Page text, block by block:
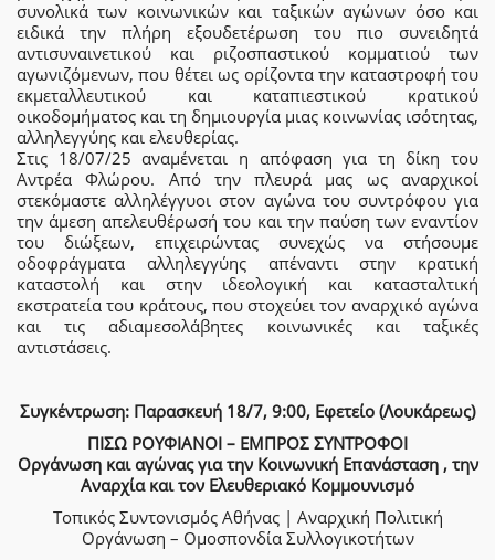
συνολικά των κοινωνικών και ταξικών αγώνων όσο και
ειδικά την πλήρη εξουδετέρωση του πιο συνειδητά
αντισυναινετικού και ριζοσπαστικού κομματιού των
αγωνιζόμενων, που θέτει ως ορίζοντα την καταστροφή του
εκμεταλλευτικού και καταπιεστικού κρατικού
οικοδομήματος και τη δημιουργία μιας κοινωνίας ισότητας,
αλληλεγγύης και ελευθερίας.
Στις 18/07/25 αναμένεται η απόφαση για τη δίκη του
Αντρέα Φλώρου. Από την πλευρά μας ως αναρχικοί
στεκόμαστε αλληλέγγυοι στον αγώνα του συντρόφου για
την άμεση απελευθέρωσή του και την παύση των εναντίον
του διώξεων, επιχειρώντας συνεχώς να στήσουμε
οδοφράγματα αλληλεγγύης απέναντι στην κρατική
καταστολή και στην ιδεολογική και κατασταλτική
εκστρατεία του κράτους, που στοχεύει τον αναρχικό αγώνα
και τις αδιαμεσολάβητες κοινωνικές και ταξικές
αντιστάσεις.
Συγκέντρωση: Παρασκευή 18/7, 9:00, Εφετείο (Λουκάρεως)
ΠΙΣΩ ΡΟΥΦΙΑΝΟΙ – ΕΜΠΡΟΣ ΣΥΝΤΡΟΦΟΙ
Οργάνωση και αγώνας για την Κοινωνική Επανάσταση , την
Αναρχία και τον Ελευθεριακό Κομμουνισμό
Τοπικός Συντονισμός Αθήνας | Αναρχική Πολιτική
Οργάνωση – Ομοσπονδία Συλλογικοτήτων